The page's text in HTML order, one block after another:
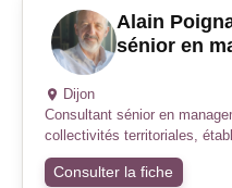
Alain
sénior en
Dijon
Consultant sénior en
collectivités territoriales,
Consulter la fiche